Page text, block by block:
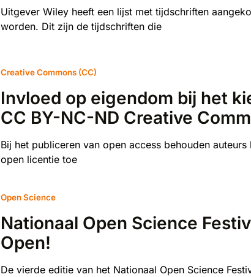
Uitgever Wiley heeft een lijst met tijdschriften
worden. Dit zijn de tijdschriften die
Creative Commons (CC)
Invloed op eigendom bij het
CC BY-NC-ND Creative
Bij het publiceren van open access behouden
open licentie toe
Open Science
Nationaal Open Science
Open!
De vierde editie van het Nationaal Open Science